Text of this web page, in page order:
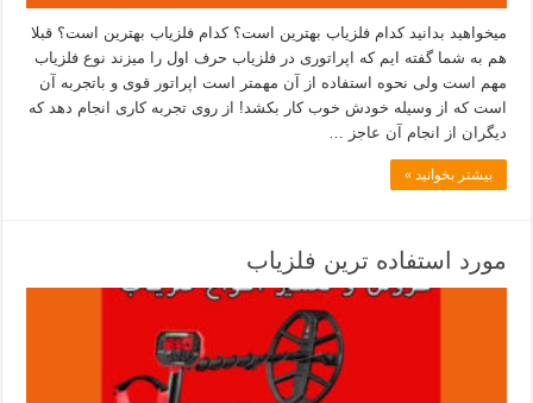
میخواهید بدانید کدام فلزیاب بهترین است؟ کدام فلزیاب بهترین است؟ قبلا
هم به شما گفته ایم که اپراتوری در فلزیاب حرف اول را میزند نوع فلزیاب
مهم است ولی نحوه استفاده از آن مهمتر است اپراتور قوی و باتجربه آن
است که از وسیله خودش خوب کار بکشد! از روی تجربه کاری انجام دهد که
دیگران از انجام آن عاجز …
بیشتر بخوانید »
مورد استفاده ترین فلزیاب